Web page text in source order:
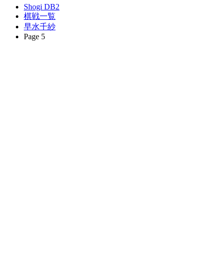
Shogi DB2
棋戦一覧
早水千紗
Page 5